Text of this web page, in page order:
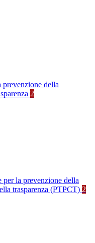
prevenzione della
2
per la prevenzione della
trasparenza (PTPCT) 2